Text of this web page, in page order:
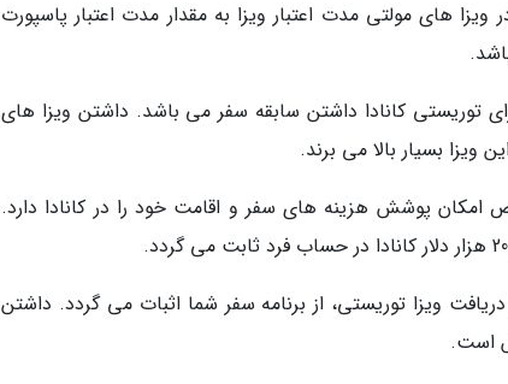
آنجاییکه در ویزا های مولتی مدت اعتبار ویزا به مقدار مدت اعتبار پاسپورت
توریستی کانادا داشتن سابقه سفر می باشد. داشتن ویزا های
ویزا بسیار بالا می برند.
پوشش هزینه های سفر و اقامت خود را در کانادا دارد.
ویزا توریستی، از برنامه سفر شما اثبات می گردد. داشتن
است.